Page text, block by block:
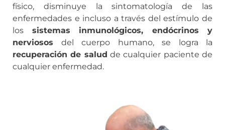
físico, disminuye la sintomatología de las
enfermedades e incluso a través del estímulo de
los sistemas inmunológicos, endócrinos y
nerviosos del cuerpo humano, se logra la
recuperación de salud de cualquier paciente de
cualquier enfermedad.